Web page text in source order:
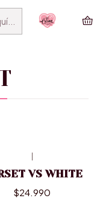
SOBRE$39.990
|
VS WHITE
$24.990